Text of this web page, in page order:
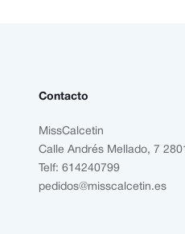
Contacto
MissCalcetin
Calle Andrés Mellado, 7
Telf: 614240799
pedidos@misscalcetin.es